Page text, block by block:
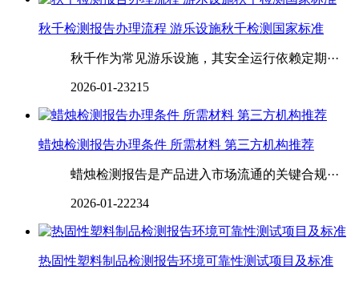
秋千检测报告办理流程 游乐设施秋千检测国家标准
秋千作为常见游乐设施，其安全运行依赖定期···
2026-01-23215
蜡烛检测报告办理条件 所需材料 第三方机构推荐
蜡烛检测报告是产品进入市场流通的关键合规···
2026-01-22234
热固性塑料制品检测报告环境可靠性测试项目及标准